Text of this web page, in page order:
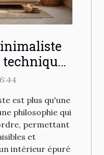
un
est plus qu'une
philosophie qui
permettant
et
intérieur épuré